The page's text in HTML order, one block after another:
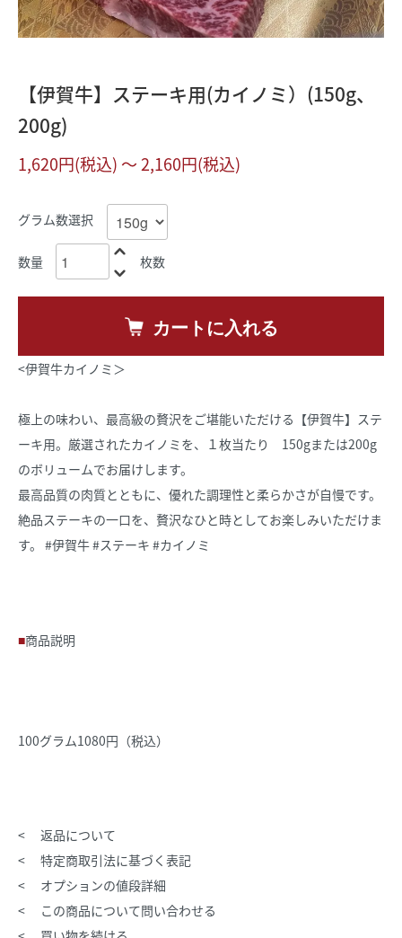
【伊賀牛】ステーキ用(カイノミ）(150g、
200g)
1,620円(税込) 〜 2,160円(税込)
グラム数選択
数量 枚数
カートに入れる
<伊賀牛カイノミ＞
極上の味わい、最高級の贅沢をご堪能いただける【伊賀牛】ステ
ーキ用。厳選されたカイノミを、１枚当たり 150gまたは200g
のボリュームでお届けします。
最高品質の肉質とともに、優れた調理性と柔らかさが自慢です。
絶品ステーキの一口を、贅沢なひと時としてお楽しみいただけま
す。 #伊賀牛 #ステーキ #カイノミ
商品説明
100グラム1080円（税込）
返品について
特定商取引法に基づく表記
オプションの値段詳細
この商品について問い合わせる